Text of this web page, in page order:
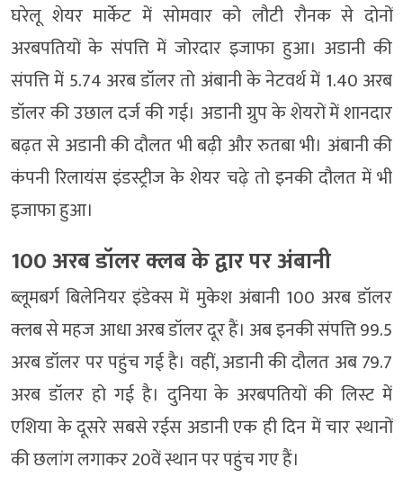
घरेलू शेयर मार्केट में सोमवार को लौटी रौनक से दोनों
अरबपतियों के संपत्ति में जोरदार इजाफा हुआ। अडानी की
संपत्ति में 5.74 अरब डॉलर तो अंबानी के नेटवर्थ में 1.40 अरब
डॉलर की उछाल दर्ज की गई। अडानी ग्रुप के शेयरों में शानदार
बढ़त से अडानी की दौलत भी बढ़ी और रुतबा भी। अंबानी की
कंपनी रिलायंस इंडस्ट्रीज के शेयर चढ़े तो इनकी दौलत में भी
इजाफा हुआ।
100 अरब डॉलर क्लब के द्वार पर अंबानी
ब्लूमबर्ग बिलेनियर इंडेक्स में मुकेश अंबानी 100 अरब डॉलर
क्लब से महज आधा अरब डॉलर दूर हैं। अब इनकी संपत्ति 99.5
अरब डॉलर पर पहुंच गई है। वहीं, अडानी की दौलत अब 79.7
अरब डॉलर हो गई है। दुनिया के अरबपतियों की लिस्ट में
एशिया के दूसरे सबसे रईस अडानी एक ही दिन में चार स्थानों
की छलांग लगाकर 20वें स्थान पर पहुंच गए हैं।